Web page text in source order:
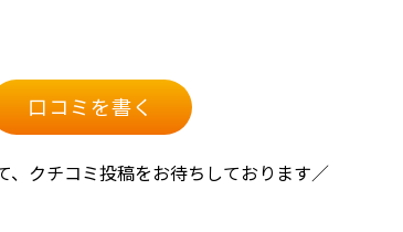
口コミを書く
、クチコミ投稿をお待ちしております／